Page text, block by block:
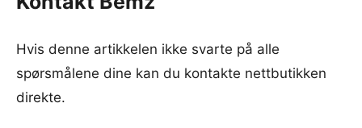
Hvis denne artikkelen ikke svarte på alle
spørsmålene dine kan du kontakte nettbutikken
direkte.